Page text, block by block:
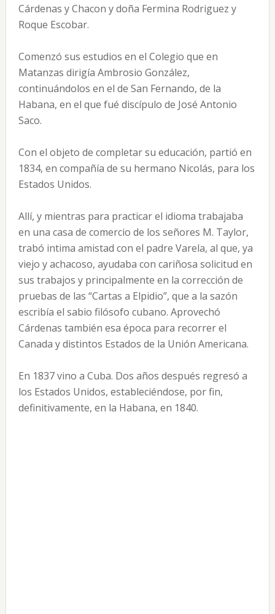
Cárdenas y Chacon y doña Fermina Rodriguez y
Roque Escobar.
Comenzó sus estudios en el Colegio que en
Matanzas dirigía Ambrosio González,
continuándolos en el de San Fernando, de la
Habana, en el que fué discípulo de José Antonio
Saco.
Con el objeto de completar su educación, partió en
1834, en compañía de su hermano Nicolás, para los
Estados Unidos.
Allí, y mientras para practicar el idioma trabajaba
en una casa de comercio de los señores M. Taylor,
trabó intima amistad con el padre Varela, al que, ya
viejo y achacoso, ayudaba con cariñosa solicitud en
sus trabajos y principalmente en la corrección de
pruebas de las “Cartas a Elpidio”, que a la sazón
escribía el sabio filósofo cubano. Aprovechó
Cárdenas también esa época para recorrer el
Canada y distintos Estados de la Unión Americana.
En 1837 vino a Cuba. Dos años después regresó a
los Estados Unidos, estableciéndose, por fin,
definitivamente, en la Habana, en 1840.